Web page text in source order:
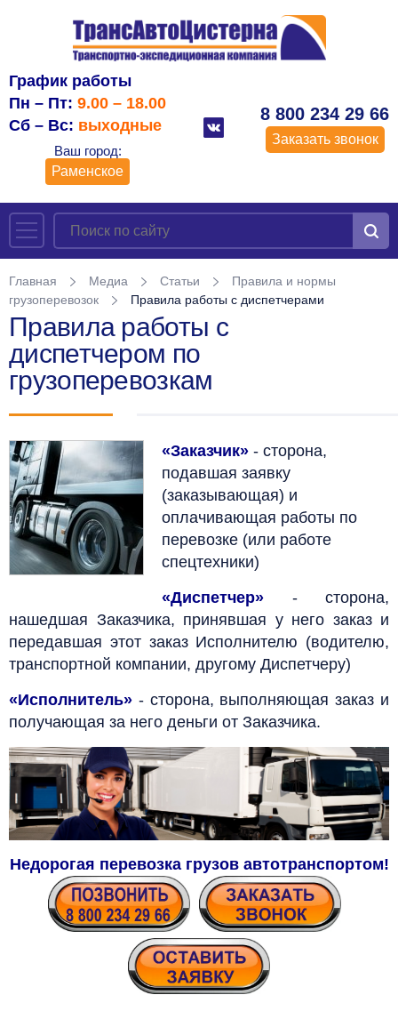
График работы
Пн – Пт: 9.00 – 18.00
Сб – Вс: выходные
Ваш город:
Раменское
8 800 234 29 66
Заказать звонок
Главная Медиа Статьи
Правила и нормы
грузоперевозок
Правила работы с диспетчерами
Правила работы с
диспетчером по
грузоперевозкам
«Заказчик» - сторона,
подавшая заявку
(заказывающая) и
оплачивающая работы по
перевозке (или работе
спецтехники)
«Диспетчер» - сторона,
нашедшая Заказчика, принявшая у него заказ и
передавшая этот заказ Исполнителю (водителю,
транспортной компании, другому Диспетчеру)
«Исполнитель» - сторона, выполняющая заказ и
получающая за него деньги от Заказчика.
Недорогая перевозка грузов автотранспортом!